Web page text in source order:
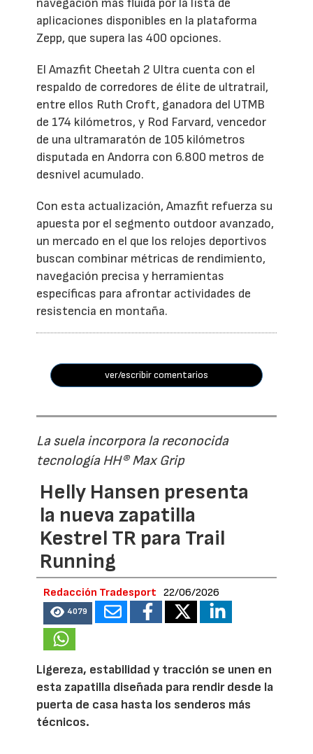
navegación más fluida por la lista de
aplicaciones disponibles en la plataforma
Zepp, que supera las 400 opciones.
El Amazfit Cheetah 2 Ultra cuenta con el
respaldo de corredores de élite de ultratrail,
entre ellos Ruth Croft, ganadora del UTMB
de 174 kilómetros, y Rod Farvard, vencedor
de una ultramaratón de 105 kilómetros
disputada en Andorra con 6.800 metros de
desnivel acumulado.
Con esta actualización, Amazfit refuerza su
apuesta por el segmento outdoor avanzado,
un mercado en el que los relojes deportivos
buscan combinar métricas de rendimiento,
navegación precisa y herramientas
específicas para afrontar actividades de
resistencia en montaña.
ver/escribir comentarios
La suela incorpora la reconocida
tecnología HH® Max Grip
Helly Hansen presenta
la nueva zapatilla
Kestrel TR para Trail
Running
Redacción Tradesport 22/06/2026
4079
Ligereza, estabilidad y tracción se unen en
esta zapatilla diseñada para rendir desde la
puerta de casa hasta los senderos más
técnicos.